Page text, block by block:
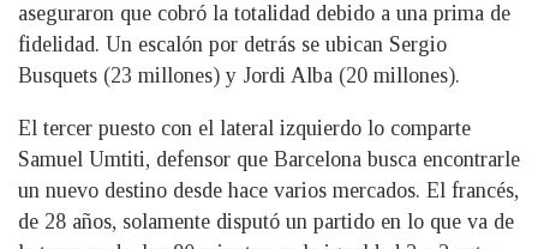
aseguraron que cobró la totalidad debido a una prima de
fidelidad. Un escalón por detrás se ubican Sergio
Busquets (23 millones) y Jordi Alba (20 millones).
El tercer puesto con el lateral izquierdo lo comparte
Samuel Umtiti, defensor que Barcelona busca encontrarle
un nuevo destino desde hace varios mercados. El francés,
de 28 años, solamente disputó un partido en lo que va de